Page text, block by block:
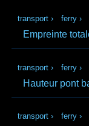
transport › ferry ›
Empreinte
transport › ferry ›
Hauteur pont
transport › ferry ›